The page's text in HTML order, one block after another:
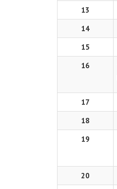
13
14
15
16
17
18
19
20